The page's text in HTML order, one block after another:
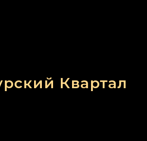
Квартал